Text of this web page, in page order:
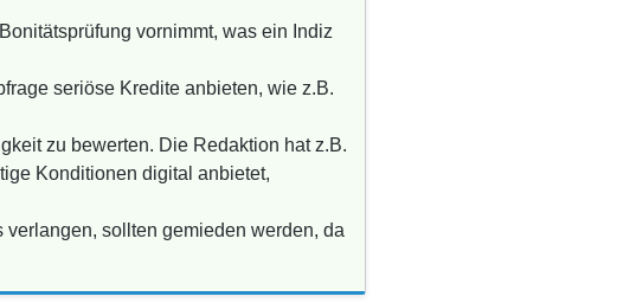
vornimmt, was ein Indiz
seriöse Kredite anbieten, wie z.B.
zu bewerten. Die Redaktion hat z.B.
Konditionen digital anbietet,
sollten gemieden werden, da